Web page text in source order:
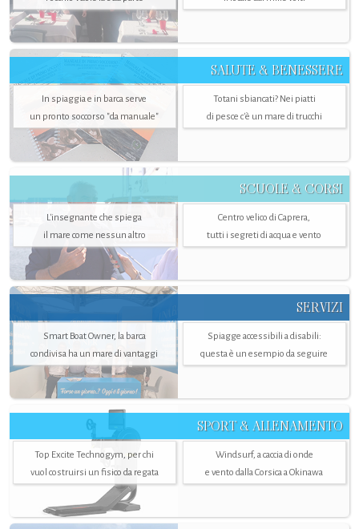
SALUTE & BENESSERE
In spiaggia e in barca serve
un pronto soccorso "da manuale"
Totani sbiancati? Nei piatti
di pesce c'è un mare di trucchi
SCUOLE & CORSI
L'insegnante che spiega
il mare come nessun altro
Centro velico di Caprera,
tutti i segreti di acqua e vento
SERVIZI
Smart Boat Owner, la barca
condivisa ha un mare di vantaggi
Spiagge accessibili a disabili:
questa è un esempio da seguire
SPORT & ALLENAMENTO
Top Excite Technogym, per chi
vuol costruirsi un fisico da regata
Windsurf, a caccia di onde
e vento dalla Corsica a Okinawa